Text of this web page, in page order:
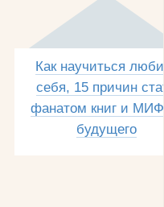
Как научиться
себя, 15 причин
фанатом книг и
будущего